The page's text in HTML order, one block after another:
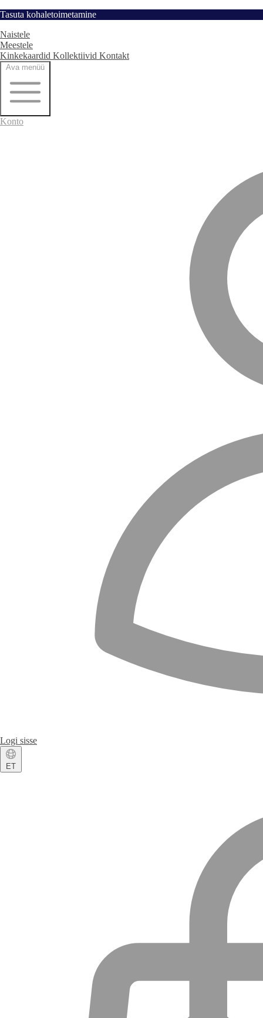
Hüppa
juurde
Tasuta kohaletoimetamine
Naistele
Meestele
Kinkekaardid Kollektiivid Kontakt
Ava menüü
Konto
Logi sisse
ET
Avaleht